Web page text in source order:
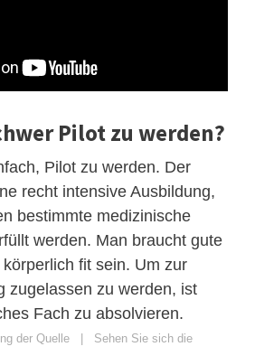
Pilot zu werden?
Pilot zu werden. Der
recht intensive Ausbildung,
bestimmte medizinische
werden. Man braucht gute
fit sein. Um zur
zugelassen zu werden, ist
Fach zu absolvieren.
der Quelle | Sehen Sie sich die